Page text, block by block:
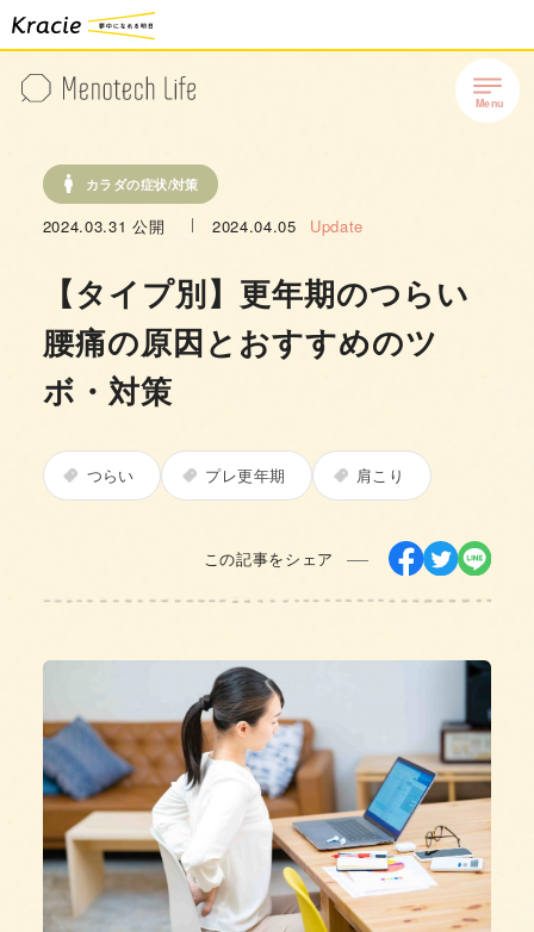
カラダの症状/対策
2024.03.31 公開 2024.04.05 Update
この記事をシェア
【タイプ別】更年期のつらい
腰痛の原因とおすすめのツ
ボ・対策
つらい プレ更年期 肩こり